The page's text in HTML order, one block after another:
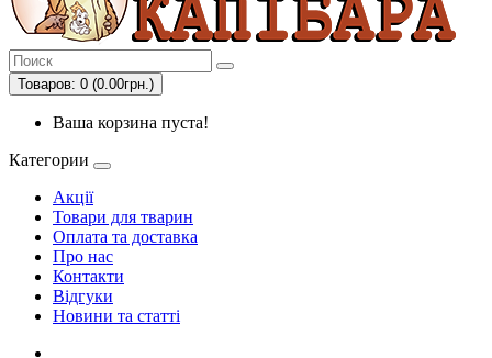
Товаров: 0 (0.00грн.)
Ваша корзина пуста!
Категории
Акції
Товари для тварин
Оплата та доставка
Про нас
Контакти
Відгуки
Новини та статті